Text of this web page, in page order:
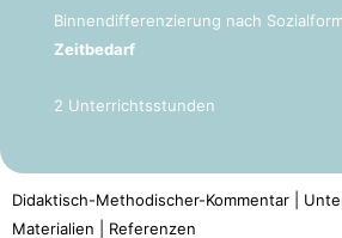
Binnendifferenzierung nach
Zeitbedarf
2 Unterrichtsstunden
Didaktisch-Methodischer-Kommentar |
Materialien | Referenzen